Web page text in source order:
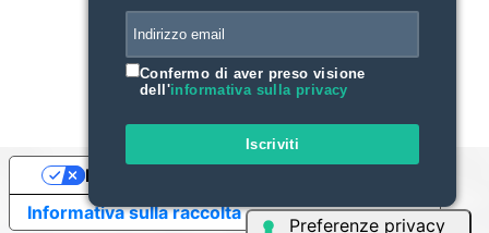
Confermo di aver preso visione
dell'informativa sulla privacy
Iscriviti
Informativa sulla raccolta
Le tue preferenze relative alla privacy